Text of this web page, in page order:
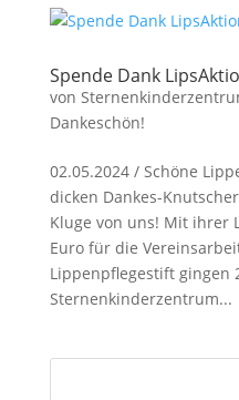
Spende Dank
von
Dankeschön!
02.05.2024 / Schöne
dicken Dankes-
Kluge von uns! Mit ihrer
Euro für die
Lippenpflegestift gingen
Sternenkinderzentrum...